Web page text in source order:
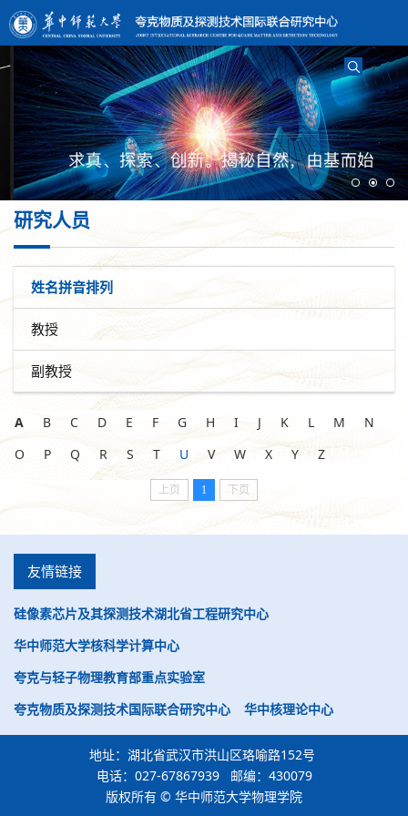
研究人员
姓名拼音排列
教授
副教授
A B C D E F G H I J K L M
N
O
P Q R S T U V W X Y Z
上页 1 下页
友情链接
硅像素芯片及其探测技术湖北省工程研究中心
华中师范大学核科学计算中心
夸克与轻子物理教育部重点实验室
夸克物质及探测技术国际联合研究中心
华中核理论中心
地址：湖北省武汉市洪山区珞喻路152号
电话：027-67867939 邮编：430079
版权所有 © 华中师范大学物理学院